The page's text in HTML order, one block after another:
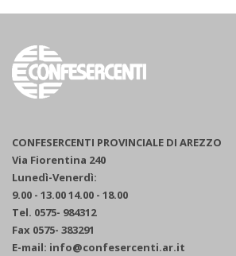
CONFESERCENTI PROVINCIALE DI AREZZO
Via Fiorentina 240
Lunedì-Venerdì:
9.00 - 13.00 14.00 - 18.00
Tel. 0575- 984312
Fax 0575- 383291
E-mail: info@confesercenti.ar.it